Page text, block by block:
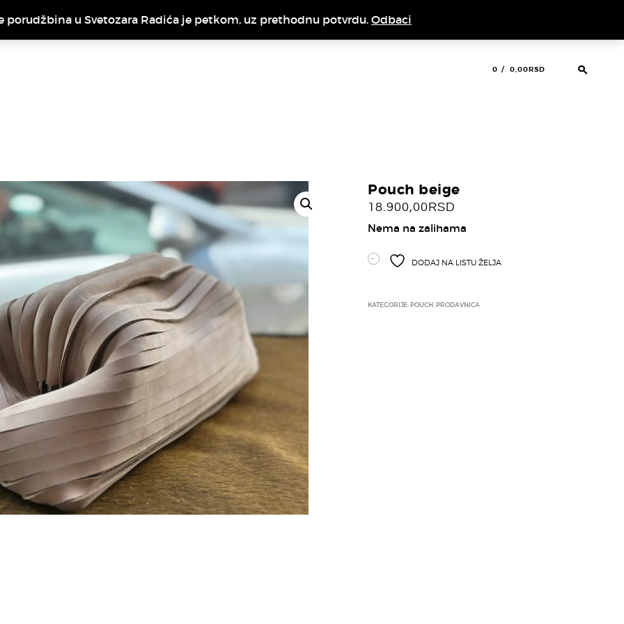
0 0,00RSD
Pouch beige
18.900,00RSD
Nema na zalihama
DODAJ NA LISTU ŽELJA
KATEGORIJE: POUCH PRODAVNICA
porudžbina u Svetozara Radića je petkom, uz prethodnu potvrdu. Odbaci